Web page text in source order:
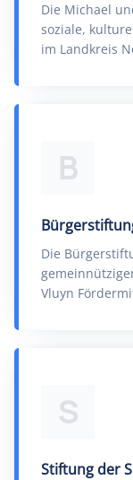
Die Michael
soziale,
im Landkreis
B
Die
Vluyn
S
Stiftung der